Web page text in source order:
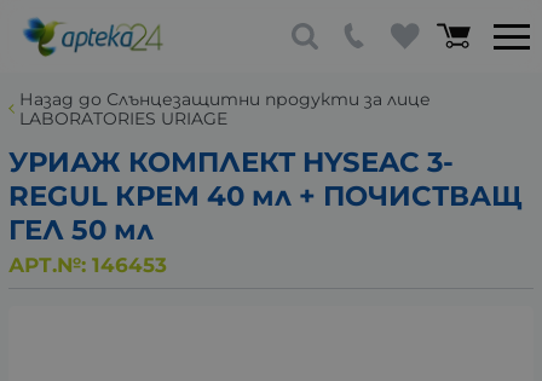
Назад до Слънцезащитни продукти за лице
LABORATORIES URIAGE
УРИАЖ КОМПЛЕКТ HYSEAC 3-
REGUL КРЕМ 40 мл + ПОЧИСТВАЩ
ГЕЛ 50 мл
АРТ.№: 146453